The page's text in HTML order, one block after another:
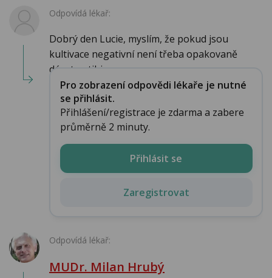
Odpovídá lékař:
Dobrý den Lucie, myslím, že pokud jsou
kultivace negativní není třeba opakovaně
dávat antibi...
Pro zobrazení odpovědi lékaře je nutné
se přihlásit.
Přihlášení/registrace je zdarma a zabere
průměrně 2 minuty.
Přihlásit se
Zaregistrovat
Odpovídá lékař:
MUDr. Milan Hrubý